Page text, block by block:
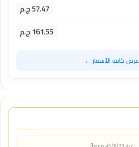
57.47 ج.م
161.55 ج.م
عرض كافة الأسعار ←